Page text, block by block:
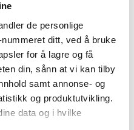
de personlige
ditt, ved å bruke
for å lagre og få
din, sånn at vi kan tilby
samt annonse- og
og produktutvikling.
data og i hvilke
Indre Øst